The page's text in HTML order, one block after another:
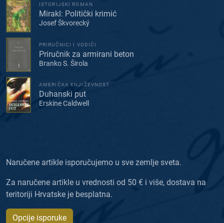
ISTORIJSKI ROMAN
Mirakl: Politički krimić
Josef Škvorecký
PRIRUČNICI I VODIČI
Priručnik za armirani beton
Branko S. Širola
AMERIČKA KNJIŽEVNOST
Duhanski put
Erskine Caldwell
Naručene artikle isporučujemo u sve zemlje sveta.
Za naručene artikle u vrednosti od 50 € i više, dostava na
teritoriji Hrvatske je besplatna.
Opcije isporuke